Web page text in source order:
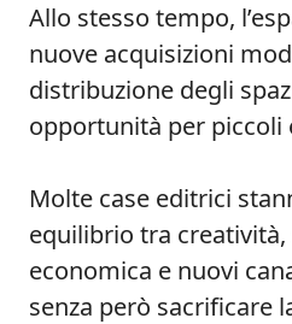
Allo stesso tempo,
nuove acquisizioni
distribuzione degli
opportunità per piccoli
Molte case editrici
equilibrio tra
economica e nuovi
senza però sacrificare